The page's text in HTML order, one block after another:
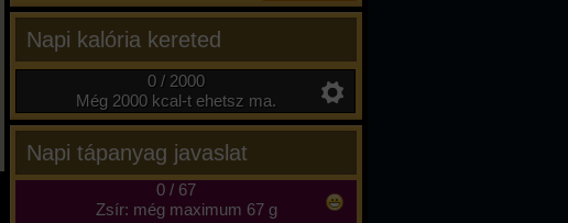
Napi kalória kereted
0 / 2000
Még 2000 kcal-t ehetsz ma.
Napi tápanyag javaslat
0/ 67
Zsír: még maximum 67 g